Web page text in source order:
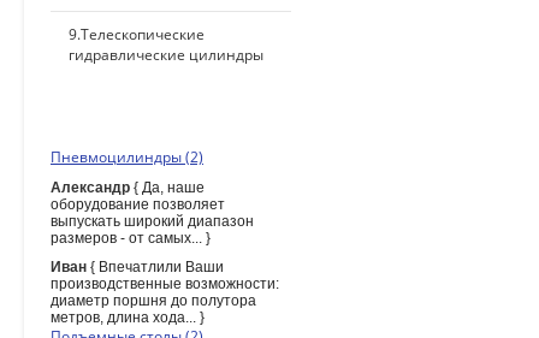
9.Телескопические
гидравлические цилиндры
Пневмоцилиндры (2)
Александр { Да, наше
оборудование позволяет
выпускать широкий диапазон
размеров - от самых... }
Иван { Впечатлили Ваши
производственные возможности:
диаметр поршня до полутора
метров, длина хода... }